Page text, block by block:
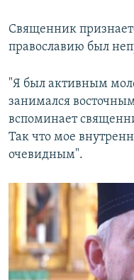
Священник
православию был
"Я был активным
занимался
вспоминает
Так что мое
очевидным".